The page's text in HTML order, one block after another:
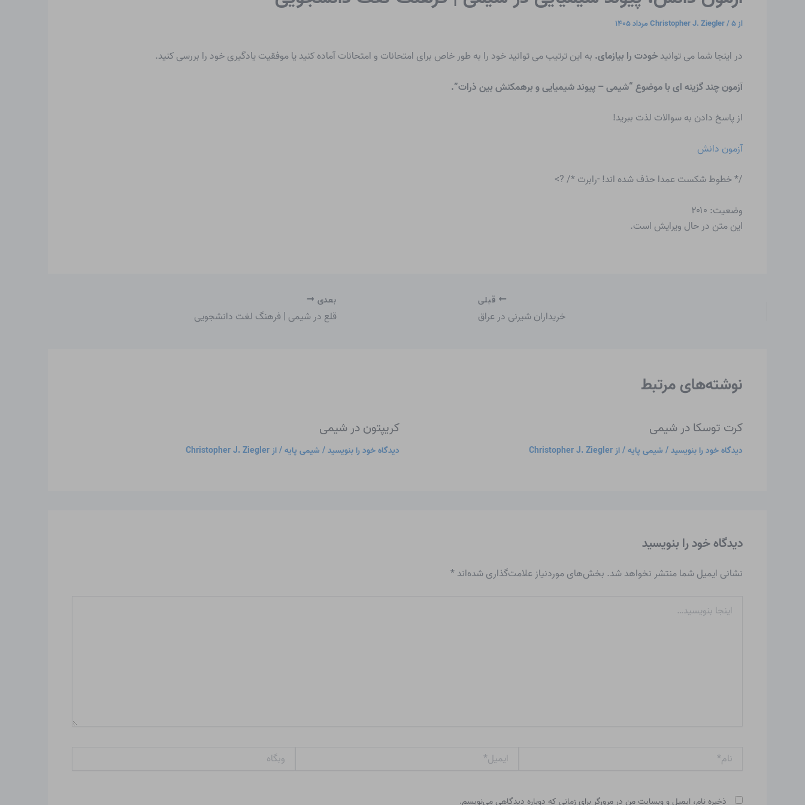
از Christopher J. Ziegler/۵ مرداد ۱۴۰۵
در اینجا شما می توانیدخودت را بیازمای. به این ترتیب می توانید خود را به طور خاص برای امتحانات و امتحانات آماده کنید یا موفقیت یادگیری خود را بررسی کنید.
آزمون چند گزینه ای با موضوع “شیمی – پیوند شیمیایی و برهمکنش بین ذرات”.
از پاسخ دادن به سوالات لذت ببرید!
آزمون دانش
/* خطوط شکست عمدا حذف شده اند! -رابرت */ ?>
وضعیت: ۲۰۱۰
این متن در حال ویرایش است.
قبلی
خریداران شیرنی در عراق
بعدی
قلع در شیمی | فرهنگ لغت دانشجویی
نوشته‌های مرتبط
کرت توسکا در شیمی
دیدگاه‌ خود را بنویسید/ شیمی پایه/ ازChristopher J. Ziegler
کریپتون در شیمی
دیدگاه‌ خود را بنویسید/ شیمی پایه/ ازChristopher J. Ziegler
دیدگاه‌ خود را بنویسید
نشانی ایمیل شما منتشر نخواهد شد. بخش‌های موردنیاز علامت‌گذاری شده‌اند*
بنویسید…
ایمیل*
ذخیره نام، ایمیل و وبسایت من در مرورگر برای زمانی که دوباره دیدگاهی می‌نویسم.